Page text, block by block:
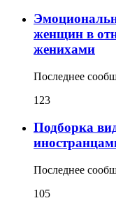
женщин в
женихами
Последнее
123
Подборка
Последнее
105